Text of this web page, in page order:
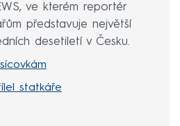
ve kterém reportér
představuje největší
desetiletí v Česku.
statkáře